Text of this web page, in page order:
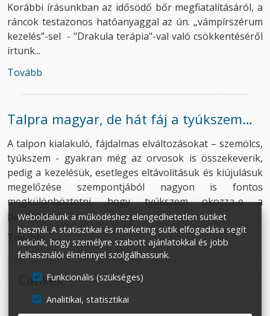
Korábbi írásunkban az idősödő bőr megfiatalításáról, a
ráncok testazonos hatóanyaggal az ún. „vámpírszérum
kezelés”-sel - "Drakula terápia"-val való csökkentéséről
írtunk...
Tovább
Talpra magyar, de hát fáj a tyúkszem…
A talpon kialakuló, fájdalmas elváltozásokat – szemölcs,
tyúkszem - gyakran még az orvosok is összekeverik,
pedig a kezelésük, esetleges eltávolításuk és kiújulásuk
megelőzése szempontjából nagyon is fontos
megkülönböztetni, hogy tyúkszem okozza-e a
panaszokat...
Tovább
Címkék
Weboldalunk a működéshez elengedhetetlen sütiket
használ. A statisztikai és marketing sütik elfogadása segít
nekünk, hogy személyre szabott ajánlatokkal és jobb
felhasználói élménnyel szolgálhassunk.
Funkcionális (szükséges)
Analitikai, statisztikai